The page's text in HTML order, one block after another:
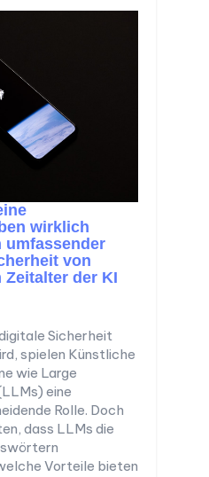
wirklich
umfassender
von
Zeitalter der KI
Sicherheit
spielen Künstliche
wie Large
eine
Rolle. Doch
dass LLMs die
Vorteile bieten